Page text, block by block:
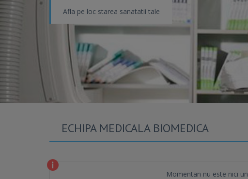
Afla pe loc starea sanatatii tale
ECHIPA MEDICALA BIOMEDICA
Momentan nu este nici